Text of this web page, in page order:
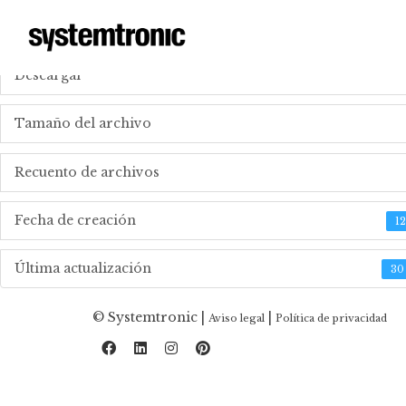
Descargar
Tamaño del archivo
Recuento de archivos
Fecha de creación
Última actualización 30
© Systemtronic | Aviso legal Política de privacidad